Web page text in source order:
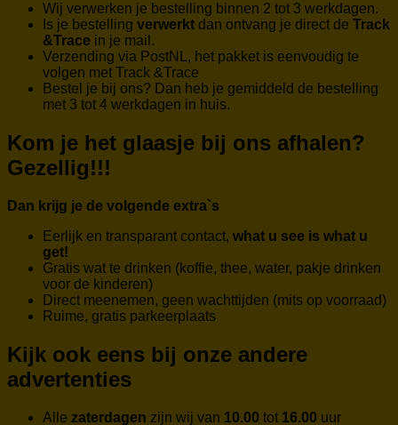
Wij verwerken je bestelling binnen 2 tot 3 werkdagen.
Is je bestelling verwerkt dan ontvang je direct de Track
&Trace in je mail.
Verzending via PostNL, het pakket is eenvoudig te
volgen met Track &Trace
Bestel je bij ons? Dan heb je gemiddeld de bestelling
met 3 tot 4 werkdagen in huis.
Kom je het glaasje bij ons afhalen?
Gezellig!!!
Dan krijg je de volgende extra`s
Eerlijk en transparant contact, what u see is what u
get!
Gratis wat te drinken (koffie, thee, water, pakje drinken
voor de kinderen)
Direct meenemen, geen wachttijden (mits op voorraad)
Ruime, gratis parkeerplaats
Kijk ook eens bij onze andere
advertenties
Alle zaterdagen zijn wij van 10.00 tot 16.00 uur